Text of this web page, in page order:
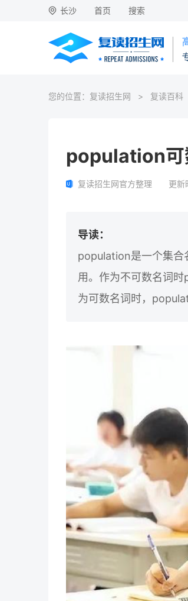
长沙 首页 搜索
您的位置： 复读招生网 > 复读百科
population可
复读招生网官方整理 更新
导读：
population是一个集合
用。作为不可数名词
为可数名词时，